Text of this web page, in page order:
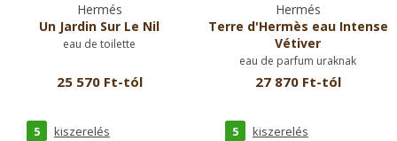
Hermés
Un Jardin Sur Le Nil
eau de toilette
25 570 Ft-tól
5 kiszerelés
Hermés
Terre d'Hermès eau Intense
Vétiver
eau de parfum uraknak
27 870 Ft-tól
5 kiszerelés